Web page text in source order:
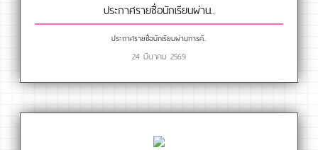
ประกาศรายชื่อนักเรียนผ่าน..
ประกาศรายชื่อนักเรียนผ่านการคั..
24 มีนาคม 2569